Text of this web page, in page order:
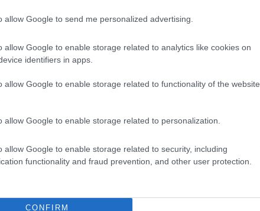
allow Google to send me personalized advertising.
allow Google to enable storage related to analytics like cookies on
identifiers in apps.
allow Google to enable storage related to functionality of the website
allow Google to enable storage related to personalization.
allow Google to enable storage related to security, including
functionality and fraud prevention, and other user protection.
CONFIRM